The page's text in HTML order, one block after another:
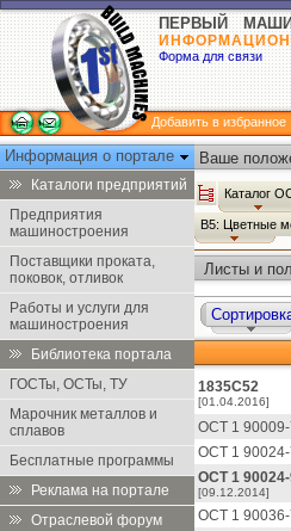
ПЕРВЫЙ
Форма для связи
Добавить в избранное
Информация о портале
Каталоги предприятий
Предприятия
машиностроения
Поставщики проката,
поковок, отливок
Работы и услуги для
машиностроения
Библиотека портала
ГОСТы, ОСТы, ТУ
Марочник металлов и
сплавов
Бесплатные программы
Реклама на портале
Отраслевой форум
Ваше
Каталог
В5: Цветные
Листы и
1835С52
[01.04.2016]
ОСТ 1 90009-
ОСТ 1 90024-
ОСТ 1
[09.12.2014]
ОСТ 1 90036-